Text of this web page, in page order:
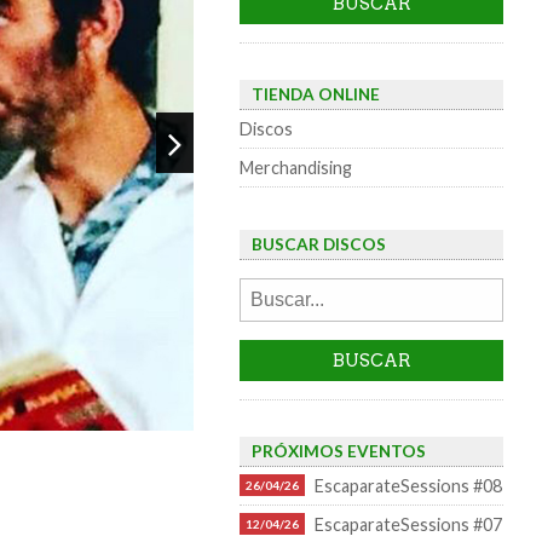
TIENDA ONLINE
Discos
Merchandising
BUSCAR DISCOS
PRÓXIMOS EVENTOS
26/04/26 EscaparateSessions #08
12/04/26 EscaparateSessions #07